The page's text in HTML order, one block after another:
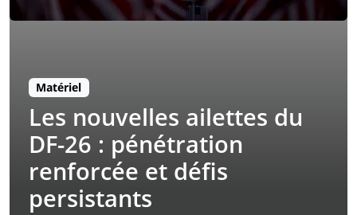
Matériel
Les nouvelles ailettes du
DF-26 : pénétration
renforcée et défis
persistants